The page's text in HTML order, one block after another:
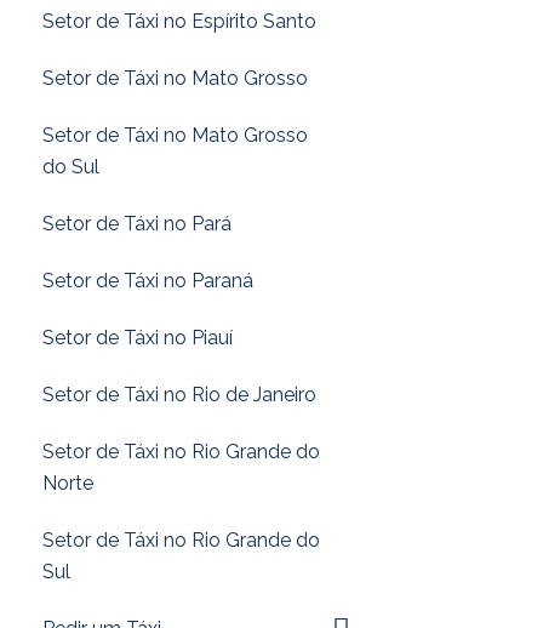
Setor de Táxi no Espírito Santo
Setor de Táxi no Mato Grosso
Setor de Táxi no Mato Grosso
do Sul
Setor de Táxi no Pará
Setor de Táxi no Paraná
Setor de Táxi no Piauí
Setor de Táxi no Rio de Janeiro
Setor de Táxi no Rio Grande do
Norte
Setor de Táxi no Rio Grande do
Sul